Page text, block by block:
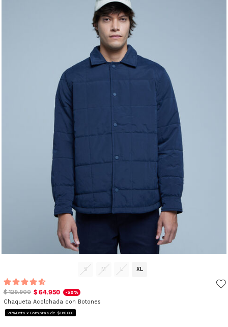
S M L XL
$ 129.900 $ 64.950 -50%
Chaqueta Acolchada con Botones
20%Dcto x Compras de $160.000